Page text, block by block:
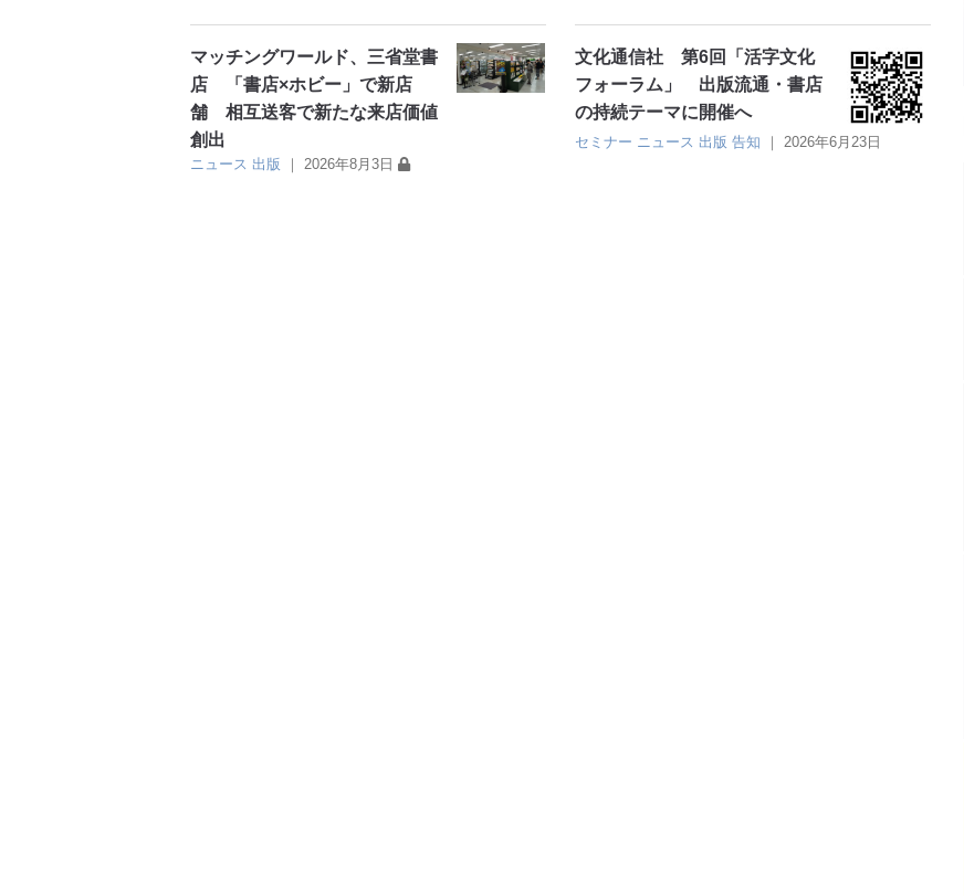
マッチングワールド、三省堂書
店 「書店×ホビー」で新店
舗 相互送客で新たな来店価値
創出
ニュース 出版 ｜ 2026年8月3日
文化通信社 第6回「活字文化
フォーラム」 出版流通・書店
の持続テーマに開催へ
セミナー ニュース 出版 告知 ｜2026年6月23日